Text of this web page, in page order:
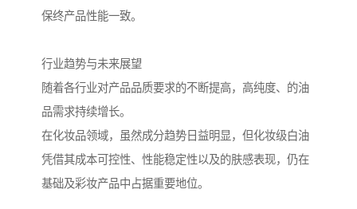
保终产品性能一致。
行业趋势与未来展望
随着各行业对产品品质要求的不断提高，高纯度、的油
品需求持续增长。
在化妆品领域，虽然成分趋势日益明显，但化妆级白油
凭借其成本可控性、性能稳定性以及的肤感表现，仍在
基础及彩妆产品中占据重要地位。